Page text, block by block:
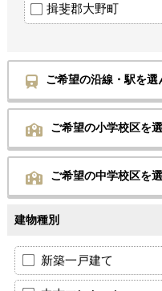
揖斐郡大野町
ご希望の沿線・駅を選
ご希望の小学校区を
ご希望の中学校区を
建物種別
新築一戸建て